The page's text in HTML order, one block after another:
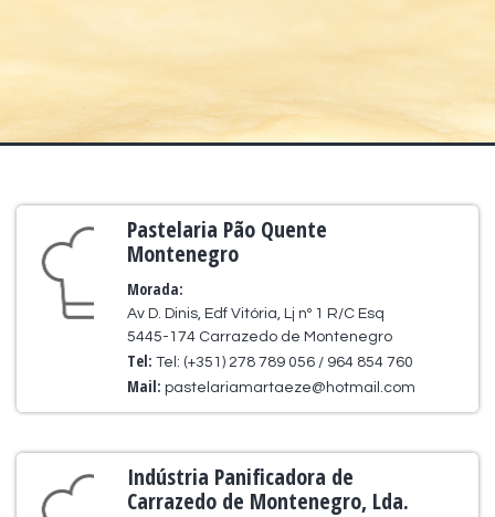
Pastelaria Pão Quente
Montenegro
Morada:
Av D. Dinis, Edf Vitória, Lj nº 1 R/C Esq
5445-174 Carrazedo de Montenegro
Tel:Tel: (+351) 278 789 056 / 964 854 760
Mail:pastelariamartaeze@hotmail.com
Indústria Panificadora de
Carrazedo de Montenegro, Lda.